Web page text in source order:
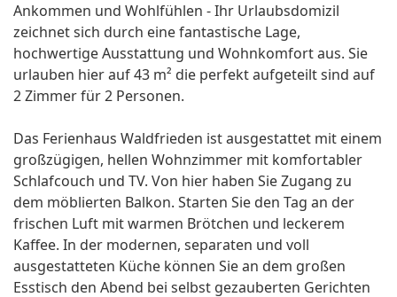
Ankommen und Wohlfühlen - Ihr Urlaubsdomizil
zeichnet sich durch eine fantastische Lage,
hochwertige Ausstattung und Wohnkomfort aus. Sie
urlauben hier auf 43 m² die perfekt aufgeteilt sind auf
2 Zimmer für 2 Personen.
Das Ferienhaus Waldfrieden ist ausgestattet mit einem
großzügigen, hellen Wohnzimmer mit komfortabler
Schlafcouch und TV. Von hier haben Sie Zugang zu
dem möblierten Balkon. Starten Sie den Tag an der
frischen Luft mit warmen Brötchen und leckerem
Kaffee. In der modernen, separaten und voll
ausgestatteten Küche können Sie an dem großen
Esstisch den Abend bei selbst gezauberten Gerichten